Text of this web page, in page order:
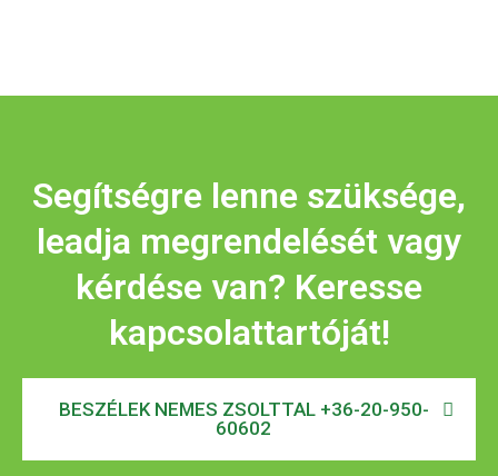
Segítségre lenne szüksége,
leadja megrendelését vagy
kérdése van? Keresse
kapcsolattartóját!
BESZÉLEK NEMES ZSOLTTAL +36-20-950-
60602